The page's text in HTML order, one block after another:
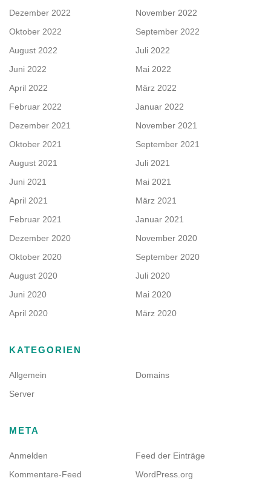
Dezember 2022
November 2022
Oktober 2022
September 2022
August 2022
Juli 2022
Juni 2022
Mai 2022
April 2022
März 2022
Februar 2022
Januar 2022
Dezember 2021
November 2021
Oktober 2021
September 2021
August 2021
Juli 2021
Juni 2021
Mai 2021
April 2021
März 2021
Februar 2021
Januar 2021
Dezember 2020
November 2020
Oktober 2020
September 2020
August 2020
Juli 2020
Juni 2020
Mai 2020
April 2020
März 2020
KATEGORIEN
Allgemein
Domains
Server
META
Anmelden
Feed der Einträge
Kommentare-Feed
WordPress.org